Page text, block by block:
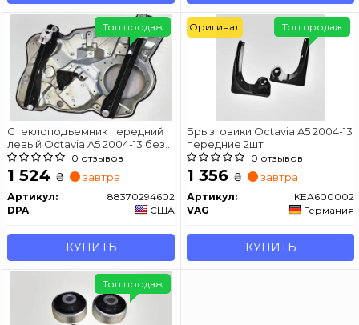
Стеклоподъемник передний
левый Octavia A5 2004-13 без
моторчика 0 отзывов
1 524 ₴ завтра
Артикул:
88370294602
DPA
США
КУПИТЬ
Топ продаж
Брызговики Octavia A5 2004-13
передние 2шт
0 отзывов
1 356 ₴ завтра
Артикул:
KEA600002
VAG
Германия
КУПИТЬ
Топ продаж
Оригинал
Топ продаж